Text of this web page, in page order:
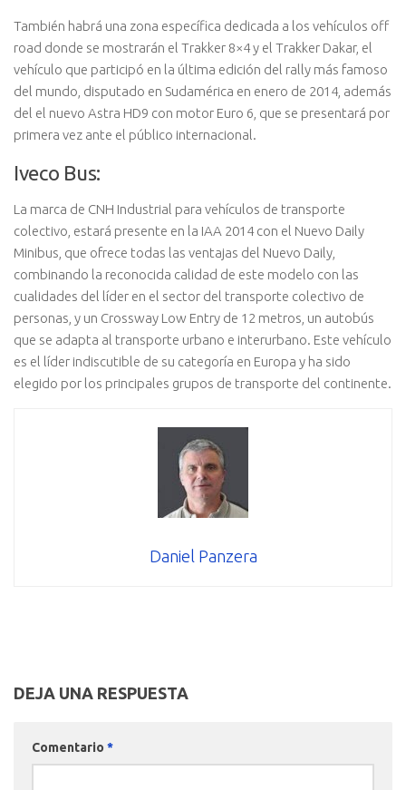
También habrá una zona específica dedicada a los vehículos off
road donde se mostrarán el Trakker 8×4 y el Trakker Dakar, el
vehículo que participó en la última edición del rally más famoso
del mundo, disputado en Sudamérica en enero de 2014, además
del el nuevo Astra HD9 con motor Euro 6, que se presentará por
primera vez ante el público internacional.
Iveco Bus:
La marca de CNH Industrial para vehículos de transporte
colectivo, estará presente en la IAA 2014 con el Nuevo Daily
Minibus, que ofrece todas las ventajas del Nuevo Daily,
combinando la reconocida calidad de este modelo con las
cualidades del líder en el sector del transporte colectivo de
personas, y un Crossway Low Entry de 12 metros, un autobús
que se adapta al transporte urbano e interurbano. Este vehículo
es el líder indiscutible de su categoría en Europa y ha sido
elegido por los principales grupos de transporte del continente.
Daniel Panzera
DEJA UNA RESPUESTA
Comentario *